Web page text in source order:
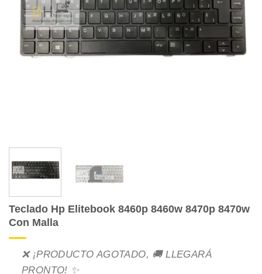
Teclado Hp Elitebook 8460p 8460w 8470p 8470w
Con Malla
❌ ¡PRODUCTO AGOTADO, 🚚 LLEGARÁ
PRONTO! ✨